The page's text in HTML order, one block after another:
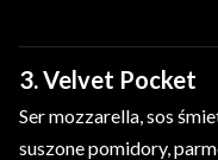
3. Velvet Pocket
Ser mozzarella, sos
suszone pomidory,